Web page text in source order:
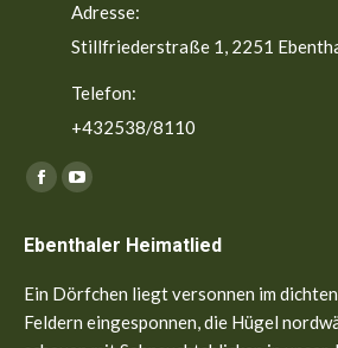
Adresse:
Stillfriederstraße 1, 2251
Telefon:
+432538/8110
Finden Sie uns auf:
Facebook
opens
in
new
YouTube
opens
in
new
Ebenthaler Heimatlied
Ein Dörfchen liegt versonnen im
Feldern eingesponnen, die Hügel